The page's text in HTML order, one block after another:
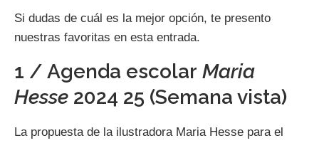
Si dudas de cuál es la mejor opción, te presento
nuestras favoritas en esta entrada.
1 / Agenda escolar Maria
Hesse 2024 25 (Semana vista)
La propuesta de la ilustradora Maria Hesse para el